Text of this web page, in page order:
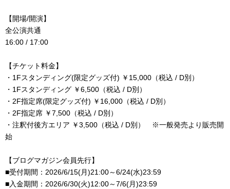
【開場/開演】
全公演共通
16:00 / 17:00
【チケット料金】
・1Fスタンディング(限定グッズ付) ￥15,000（税込 / D別）
・1Fスタンディング ￥6,500（税込 / D別）
・2F指定席(限定グッズ付) ￥16,000（税込 / D別）
・2F指定席 ￥7,500（税込 / D別）
・注釈付後方エリア ￥3,500（税込 / D別） ※一般発売より販売開
始
【ブログマガジン会員先行】
■受付期間：2026/6/15(月)21:00～6/24(水)23:59
■入金期間：2026/6/30(火)12:00～7/6(月)23:59